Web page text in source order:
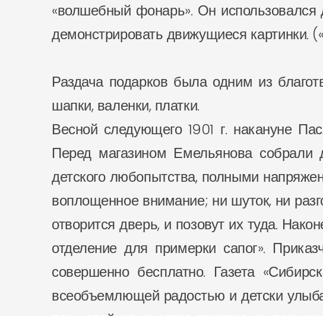
«волшебный фонарь». Он
демонстрировать движущиеся картинки.
Раздача подарков была одним из
шапки, валенки, платки.
Весной следующего 1901 г. накануне
Перед магазином Емельянова
детского любопытства, полными
воплощенное внимание; ни шуток, ни
отворится дверь, и позовут их туда.
отделение для примерки сапог».
совершенно бесплатно. Газета
всеобъемлющей радостью и детски